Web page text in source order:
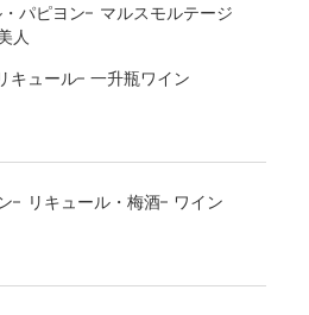
ッピング
に合わせて選べる
のラッピング
包装紙B
、最短日程での発送となりま
振込・コンビニ決済(払込票)」
の発送。
代引き手数料
下
330円
上
商品の到着を確認してから、「コ
送料
手、宮城、秋田、
島
木、群馬、埼玉、
京、神奈川、
梨、長野
いません。
けない場合、連絡なく返送され
いたします。
る代品
。また商品のお受取りの際に破損
送会社に伝え、商品の受取拒否
・パピヨン
マルスモルテージ
人
キュール
一升瓶ワイン
リキュール・梅酒
ワイン